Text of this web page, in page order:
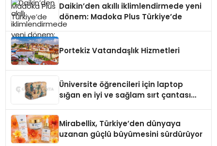
Daikin’den akıllı iklimlendirmede yeni
dönem: Madoka Plus Türkiye’de
Portekiz Vatandaşlık Hizmetleri
Üniversite öğrencileri için laptop
sığan en iyi ve sağlam sırt çantası
Mirabellix, Türkiye’den dünyaya
uzanan güçlü büyümesini sürdürüyor